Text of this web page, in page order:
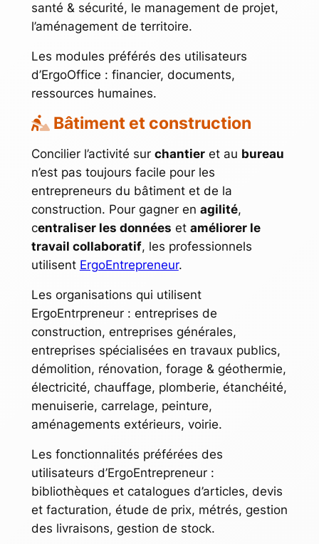
santé & sécurité, le management de projet,
l’aménagement de territoire.
Les modules préférés des utilisateurs
d’ErgoOffice : financier, documents,
ressources humaines.
Bâtiment et construction
Concilier l’activité sur chantieret au bureau
n’est pas toujours facile pour les
entrepreneurs du bâtiment et de la
construction. Pour gagner en agilité,
centraliser les données et améliorer le
travail collaboratif, les professionnels
utilisent ErgoEntrepreneur.
Les organisations qui utilisent
ErgoEntrpreneur : entreprises de
construction, entreprises générales,
entreprises spécialisées en travaux publics,
démolition, rénovation, forage & géothermie,
électricité, chauffage, plomberie, étanchéité,
menuiserie, carrelage, peinture,
aménagements extérieurs, voirie.
Les fonctionnalités préférées des
utilisateurs d’ErgoEntrepreneur :
bibliothèques et catalogues d’articles, devis
et facturation, étude de prix, métrés, gestion
des livraisons, gestion de stock.